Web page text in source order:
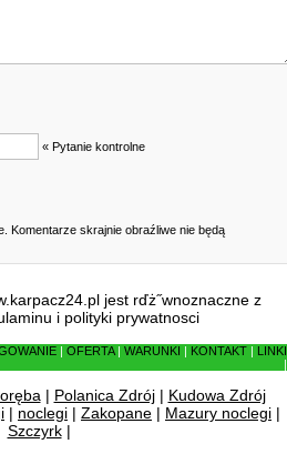
« Pytanie kontrolne
Komentarze skrajnie obraźliwe nie będą
jest rďż˝wnoznaczne z
i polityki prywatnosci
OFERTA| WARUNKI KONTAKT
LINKI
| Polanica Zdrój| Kudowa Zdrój
| noclegi | Zakopane | Mazury noclegi |
Szczyrk|